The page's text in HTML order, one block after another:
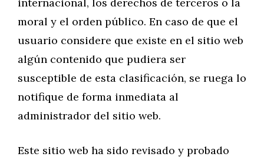
moral y el orden público. En caso de que el
usuario considere que existe en el sitio web
algún contenido que pudiera ser
susceptible de esta clasificación, se ruega lo
notifique de forma inmediata al
administrador del sitio web.
Este sitio web ha sido revisado y probado